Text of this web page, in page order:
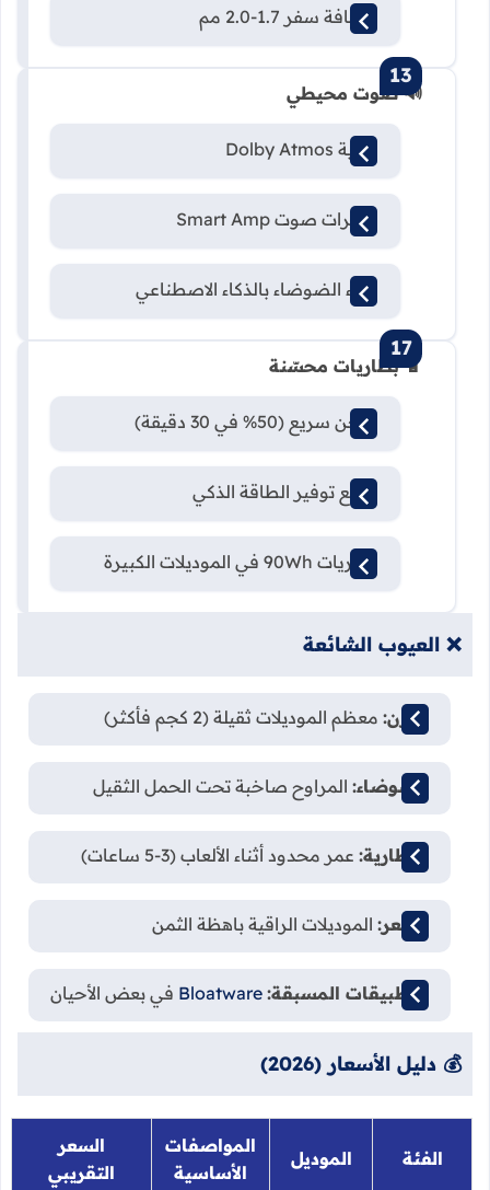
مسافة سفر 1.7-2.0 مم
🔊 صوت محيطي
تقنية Dolby Atmos
مكبرات صوت Smart Amp
إلغاء الضوضاء بالذكاء الاصطناعي
🔋 بطاريات محسّنة
شحن سريع (50% في 30 دقيقة)
وضع توفير الطاقة الذكي
بطاريات 90Wh في الموديلات الكبيرة
❌ العيوب الشائعة
الوزن: معظم الموديلات ثقيلة (2 كجم فأكثر)
الضوضاء: المراوح صاخبة تحت الحمل الثقيل
البطارية: عمر محدود أثناء الألعاب (3-5 ساعات)
السعر: الموديلات الراقية باهظة الثمن
التطبيقات المسبقة: Bloatware في بعض الأحيان
💰 دليل الأسعار (2026)
الفئة الموديل
المواصفات
الأساسية
السعر
التقريبي